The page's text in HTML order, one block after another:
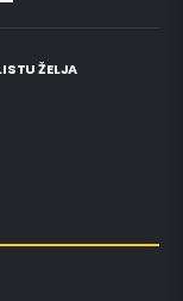
ŽELJA